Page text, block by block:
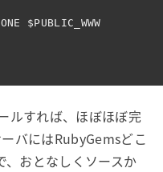
$PUBLIC_WWW
ルすれば、ほぼほぼ完
バにはRubyGemsどこ
、おとなしくソースか